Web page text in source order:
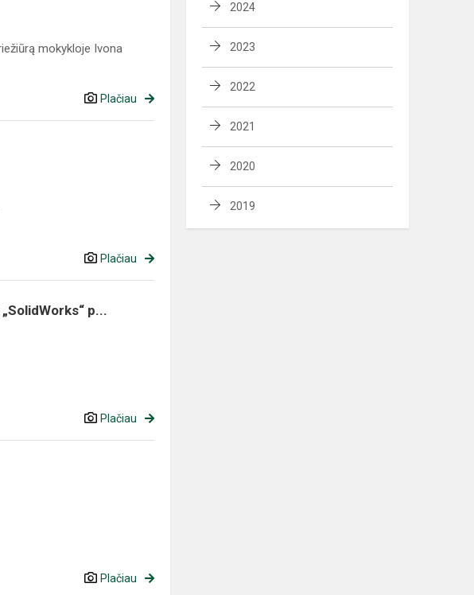
mokykloje Ivona
Plačiau
Plačiau
p...
Plačiau
Plačiau
2024
2023
2022
2021
2020
2019